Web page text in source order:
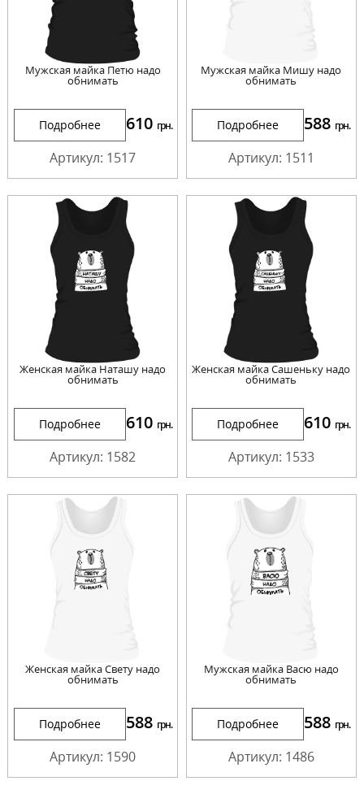
Мужская майка Петю надо
обнимать
Подробнее 610 грн.
Артикул: 1517
Мужская майка Мишу надо
обнимать
Подробнее 588 грн.
Артикул: 1511
Женская майка Наташу надо
обнимать
Подробнее 610 грн.
Артикул: 1582
Женская майка Сашеньку надо
обнимать
Подробнее 610 грн.
Артикул: 1533
Женская майка Свету надо
обнимать
Подробнее 588 грн.
Артикул: 1590
Мужская майка Васю надо
обнимать
Подробнее 588 грн.
Артикул: 1486